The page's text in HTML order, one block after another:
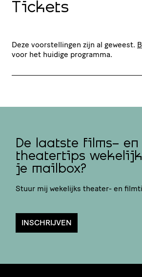
Tickets
Deze voorstellingen zijn al geweest.
voor het huidige programma.
De laatste films- en
theatertips
je mailbox?
Stuur mij wekelijks theater- en
INSCHRIJVEN